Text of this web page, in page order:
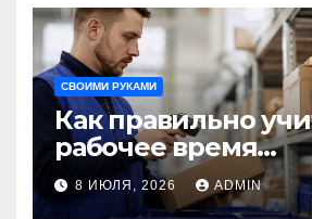
СВОИМИ РУКАМИ
Как правильно
рабочее время
сотрудников:
бизнеса
8 ИЮЛЯ, 2026 ADMIN